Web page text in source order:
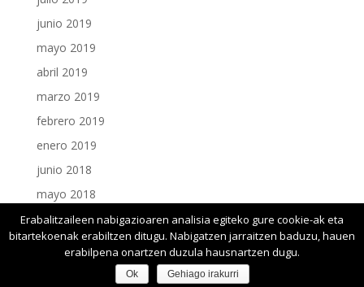
junio 2019
mayo 2019
abril 2019
marzo 2019
febrero 2019
enero 2019
junio 2018
mayo 2018
enero 2018
Erabalitzaileen nabigazioaren analisia egiteko gure cookie-ak eta
bitartekoenak erabiltzen ditugu. Nabigatzen jarraitzen baduzu, hauen
erabilpena onartzen duzula hausnartzen dugu.
Ok Gehiago irakurri